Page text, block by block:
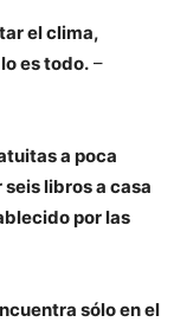
el clima,
es todo. –
a poca
libros a casa
por las
sólo en el